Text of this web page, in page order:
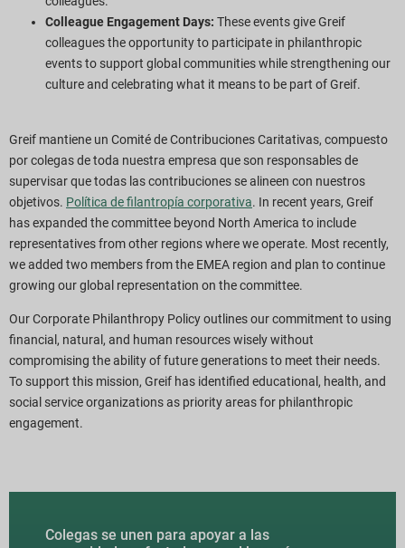
Colleague Engagement Days: These events give Greif
colleagues the opportunity to participate in philanthropic
events to support global communities while strengthening our
culture and celebrating what it means to be part of Greif.
Greif mantiene un Comité de Contribuciones Caritativas, compuesto
por colegas de toda nuestra empresa que son responsables de
supervisar que todas las contribuciones se alineen con nuestros
objetivos. Política de filantropía corporativa. In recent years, Greif
has expanded the committee beyond North America to include
representatives from other regions where we operate. Most recently,
we added two members from the EMEA region and plan to continue
growing our global representation on the committee.
Our Corporate Philanthropy Policy outlines our commitment to using
financial, natural, and human resources wisely without
compromising the ability of future generations to meet their needs.
To support this mission, Greif has identified educational, health, and
social service organizations as priority areas for philanthropic
engagement.
Colegas se unen para apoyar a las